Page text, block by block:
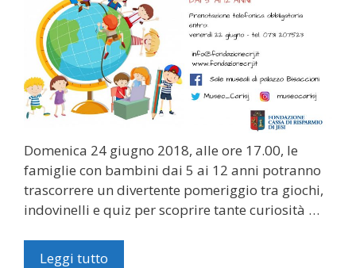
Domenica 24 giugno 2018, alle ore 17.00, le
famiglie con bambini dai 5 ai 12 anni potranno
trascorrere un divertente pomeriggio tra giochi,
indovinelli e quiz per scoprire tante curiosità …
Leggi tutto